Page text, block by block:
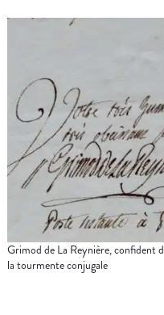
Grimod de La Reynière, confident
la tourmente conjugale